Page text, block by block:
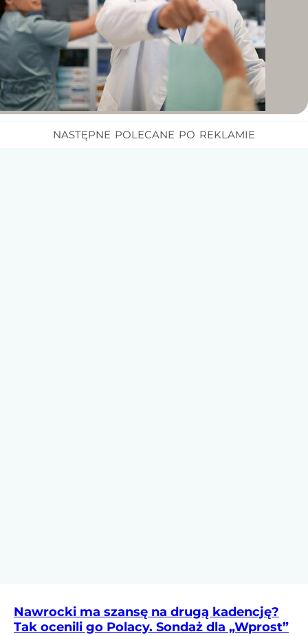
Nawrocki ma szansę na drugą kadencję?
Tak ocenili go Polacy. Sondaż dla „Wprost”